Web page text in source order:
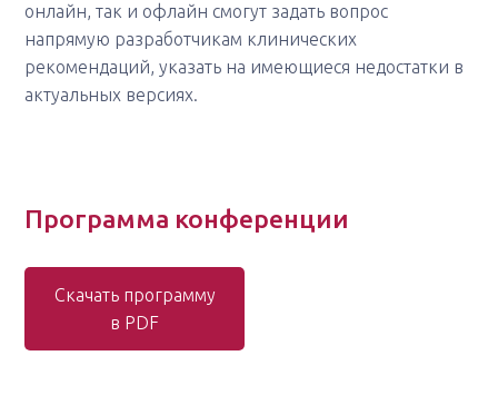
онлайн, так и офлайн смогут задать вопрос
напрямую разработчикам клинических
рекомендаций, указать на имеющиеся недостатки в
актуальных версиях.
Программа конференции
Скачать программу
в PDF